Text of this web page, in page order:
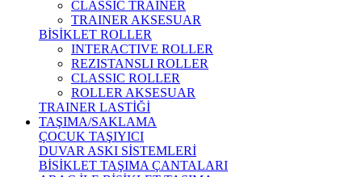
CLASSIC TRAINER
TRAINER AKSESUAR
BİSİKLET ROLLER
INTERACTIVE ROLLER
REZISTANSLI ROLLER
CLASSIC ROLLER
ROLLER AKSESUAR
TRAINER LASTİĞİ
TAŞIMA/SAKLAMA
ÇOCUK TAŞIYICI
DUVAR ASKI SİSTEMLERİ
BİSİKLET TAŞIMA ÇANTALARI